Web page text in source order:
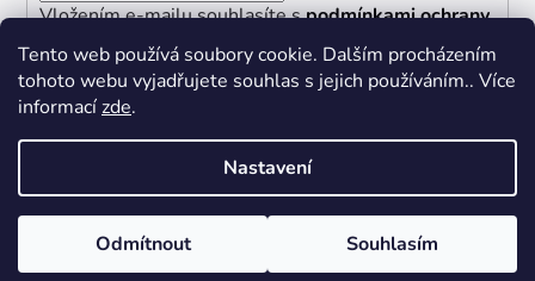
Tento web používá soubory cookie. Dalším procházením
tohoto webu vyjadřujete souhlas s jejich používáním.. Více
informacízde.
Nastavení
Odmítnout Souhlasím
Vložením e-mailu souhlasíte spodmínkami ochrany
osobních údajů
PŘIHLÁSIT SE
Vytvořil Shoptet
Copyright 2026
. Všechna práva